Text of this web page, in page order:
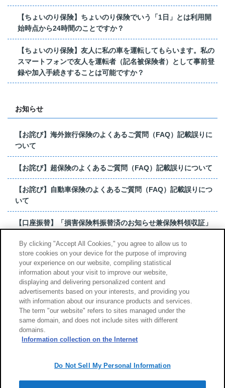
【ちょいのり保険】ちょいのり保険でいう「1日」とは利用開
始時点から24時間のことですか？
【ちょいのり保険】友人に私の車を運転してもらいます。私の
スマートフォンで友人を運転者（記名被保険者）として事前登
録や加入手続きすることは可能ですか？
お知らせ
【お詫び】海外旅行保険のよくあるご質問（FAQ）記載誤りに
ついて
【お詫び】超保険のよくあるご質問（FAQ）記載誤りについて
【お詫び】自動車保険のよくあるご質問（FAQ）記載誤りにつ
いて
【口座振替】「損害保険料振替済のお知らせ兼保険料領収証」
【お詫び】超保険のよくあるご質問（FAQ）記載誤りについて
もっと見る
サイトのご利用について
勧誘方針
By clicking "Accept All Cookies," you agree to allow us to
store cookies on your device for the purpose of improving
your experience on our website, compiling statistical
information about your visit to improve our website,
displaying and delivering personalized content and
advertisements based on your interests, and providing you
with information about our insurance products and services.
The term "our website" refers to sites managed under the
same domain, and does not include sites with different
domains.
Information collection on the Internet
Do Not Sell My Personal Information